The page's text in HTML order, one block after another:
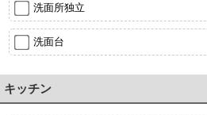
洗面所独立
洗面台
キッチン